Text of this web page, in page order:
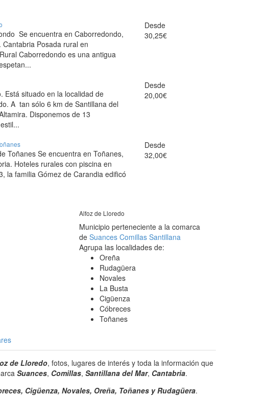
Se encuentra en Caborredondo,
Posada rural en
Caborredondo es una antigua
Desde
30,25€
Está situado en la localidad de
A tan sólo 6 km de Santillana del
Disponemos de 13
Desde
20,00€
Toñanes Se encuentra en Toñanes,
Hoteles rurales con piscina en
la familia Gómez de Carandia edificó
Desde
32,00€
Alfoz de Lloredo
Municipio perteneciente a la comarca
deSuances Comillas Santillana
Agrupa las localidades de:
Oreña
Rudagüera
Novales
La Busta
Cigüenza
Cóbreces
Toñanes
de Lloredo, fotos, lugares de interés y toda la información que
Suances, Comillas, Santillana del Mar, Cantabria.
Cigüenza, Novales, Oreña, Toñanes y Rudagüera.